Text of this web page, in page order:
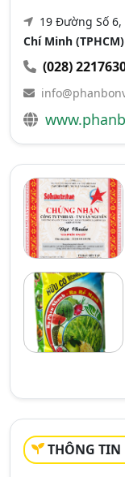
19 Đường Số 6,
Chí Minh (TPHCM)
(028)
THÔNG TIN